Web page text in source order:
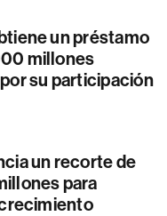
un préstamo
millones
su participación
un recorte de
para